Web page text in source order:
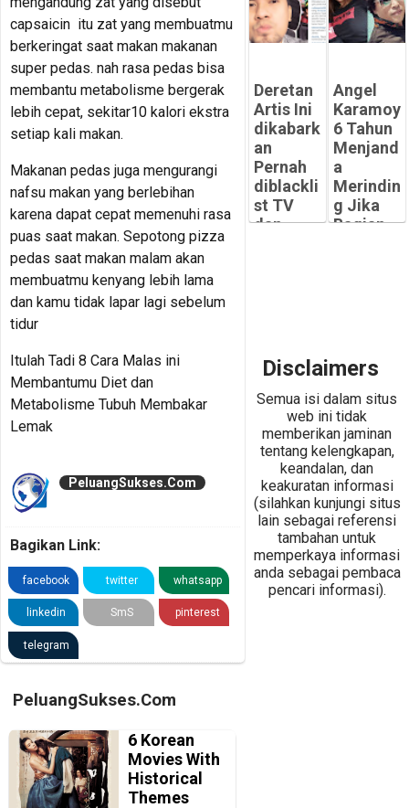
capsaicin itu zat yang membuatmu
berkeringat saat makan makanan
super pedas. nah rasa pedas bisa
membantu metabolisme bergerak
lebih cepat, sekitar10 kalori ekstra
setiap kali makan.
Makanan pedas juga mengurangi
nafsu makan yang berlebihan
karena dapat cepat memenuhi rasa
puas saat makan. Sepotong pizza
pedas saat makan malam akan
membuatmu kenyang lebih lama
dan kamu tidak lapar lagi sebelum
tidur
Itulah Tadi 8 Cara Malas ini
Membantumu Diet dan
Metabolisme Tubuh Membakar
Lemak
PeluangSukses.Com
Bagikan Link:
facebook twitter whatsapp
linkedin SmS pinterest
telegram
PeluangSukses.Com
6 Korean
Movies With
Historical
Themes
al
dimasa
Peluangsuk
ses.com
SUAMI!
Siapa
mereka?
-
Peluangsuk
ses.com
Deretan
Artis Ini
dikabark
an
Pernah
diblackli
st TV
dan
Angel
Karamoy
6 Tahun
Menjand
a
Merindin
g Jika
Bagian
Disclaimers
Semua isi dalam situs
web ini tidak
memberikan jaminan
tentang kelengkapan,
keandalan, dan
keakuratan informasi
(silahkan kunjungi situs
lain sebagai referensi
tambahan untuk
memperkaya informasi
anda sebagai pembaca
pencari informasi).